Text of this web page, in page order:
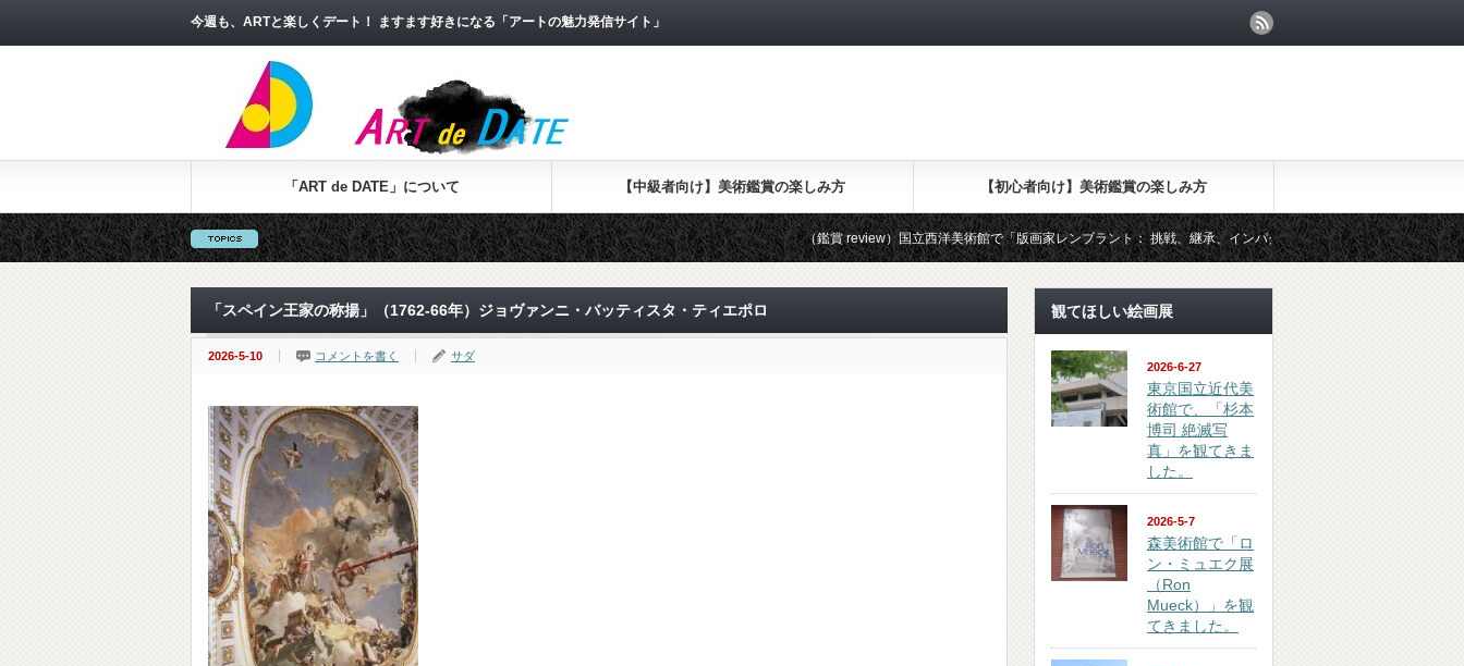
今週も、ARTと楽しくデート！ ますます好きになる「アートの魅力発信サイト」
「ART de DATE」について 【中級者向け】美術鑑賞の楽しみ方 【初心者向け】美術鑑賞の楽しみ方
（鑑賞 review）国立西洋美術館で「版画家レンブラント： 挑戦、継承、インパクト」を観てきました （鑑賞
「スペイン王家の称揚」（1762-66年）ジョヴァンニ・バッティスタ・ティエポロ
2026-5-10 コメントを書く サダ
観てほしい絵画展
2026-6-27
東京国立近代美
術館で、「杉本
博司 絶滅写
真」を観てきま
した。
2026-5-7
森美術館で「ロ
ン・ミュエク展
（Ron
Mueck）」を観
てきました。